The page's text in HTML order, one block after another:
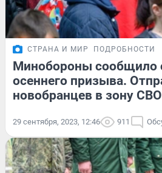
СТРАНА И МИР ПОДРОБНОСТИ
Минобороны сообщило
осеннего призыва.
новобранцев в зону
29 сентября, 2023, 12:46 911